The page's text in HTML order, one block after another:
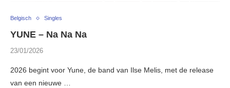
Belgisch Singles
YUNE – Na Na Na
23/01/2026
2026 begint voor Yune, de band van Ilse Melis, met de release
van een nieuwe …